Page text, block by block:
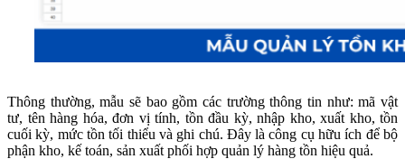
Thông thường, mẫu sẽ bao gồm các trường thông tin như: mã vật
tư, tên hàng hóa, đơn vị tính, tồn đầu kỳ, nhập kho, xuất kho, tồn
cuối kỳ, mức tồn tối thiểu và ghi chú. Đây là công cụ hữu ích để bộ
phận kho, kế toán, sản xuất phối hợp quản lý hàng tồn hiệu quả.